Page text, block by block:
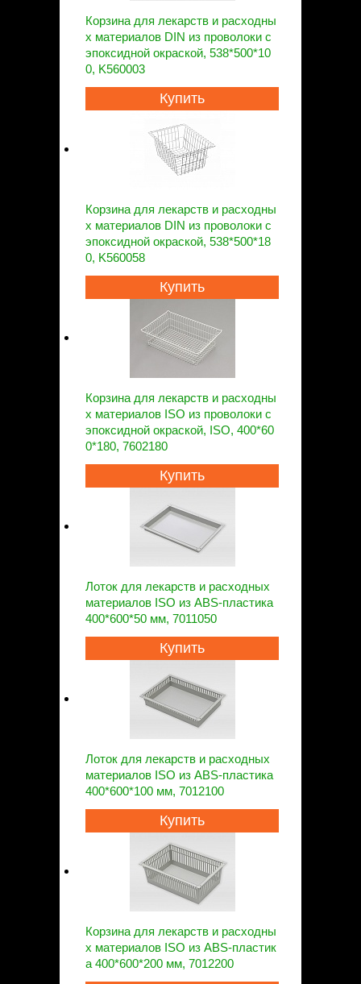
Корзина для лекарств и расходны
х материалов DIN из проволоки с
эпоксидной окраской, 538*500*10
0, K560003
Купить
Корзина для лекарств и расходны
х материалов DIN из проволоки с
эпоксидной окраской, 538*500*18
0, K560058
Купить
Корзина для лекарств и расходны
х материалов ISO из проволоки с
эпоксидной окраской, ISO, 400*60
0*180, 7602180
Купить
Лоток для лекарств и расходных
материалов ISO из ABS-пластика
400*600*50 мм, 7011050
Купить
Лоток для лекарств и расходных
материалов ISO из ABS-пластика
400*600*100 мм, 7012100
Купить
Корзина для лекарств и расходны
х материалов ISO из ABS-пластик
а 400*600*200 мм, 7012200